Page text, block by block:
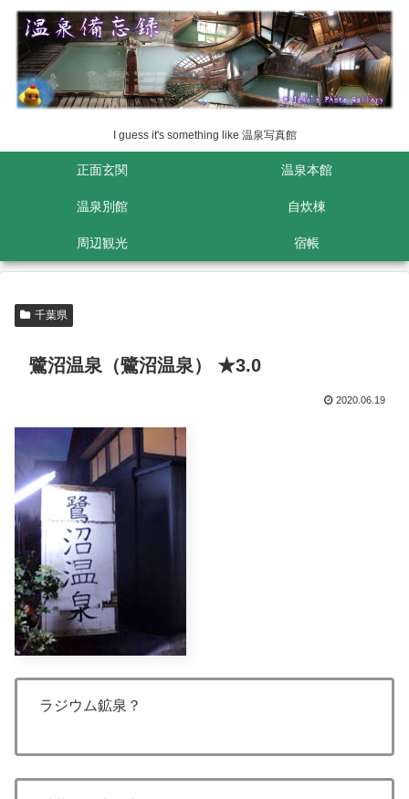
I guess it's something like 温泉写真館
正面玄関 温泉本館
温泉別館 自炊棟
周辺観光 宿帳
千葉県
鷺沼温泉（鷺沼温泉） ★3.0
2020.06.19
ラジウム鉱泉？